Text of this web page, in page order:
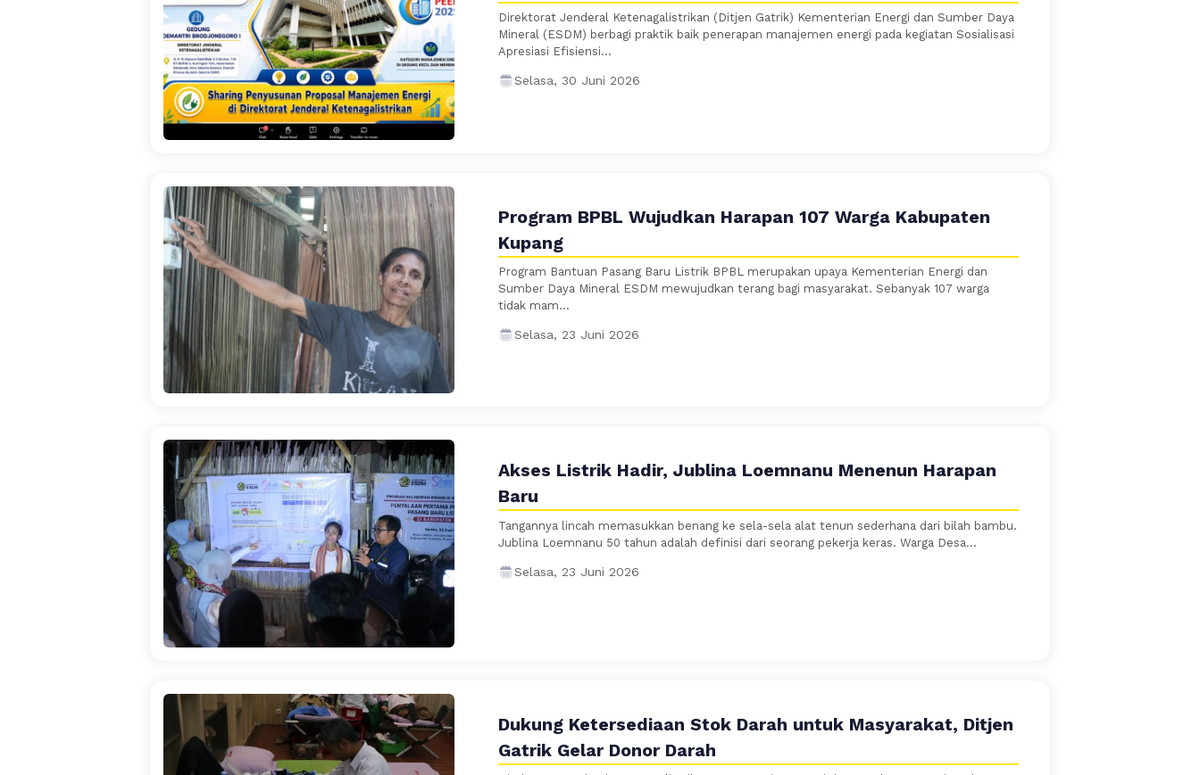
Direktorat Jenderal Ketenagalistrikan (Ditjen Gatrik) Kementerian Energi dan Sumber Daya
Mineral (ESDM) berbagi praktik baik penerapan manajemen energi pada kegiatan Sosialisasi
Apresiasi Efisiensi...
Selasa, 30 Juni 2026
Program BPBL Wujudkan Harapan 107 Warga Kabupaten
Kupang
Program Bantuan Pasang Baru Listrik BPBL merupakan upaya Kementerian Energi dan
Sumber Daya Mineral ESDM mewujudkan terang bagi masyarakat. Sebanyak 107 warga
tidak mam...
Selasa, 23 Juni 2026
Akses Listrik Hadir, Jublina Loemnanu Menenun Harapan
Baru
Tangannya lincah memasukkan benang ke sela-sela alat tenun sederhana dari bilah bambu.
Jublina Loemnanu 50 tahun adalah definisi dari seorang pekerja keras. Warga Desa...
Selasa, 23 Juni 2026
Dukung Ketersediaan Stok Darah untuk Masyarakat, Ditjen
Gatrik Gelar Donor Darah